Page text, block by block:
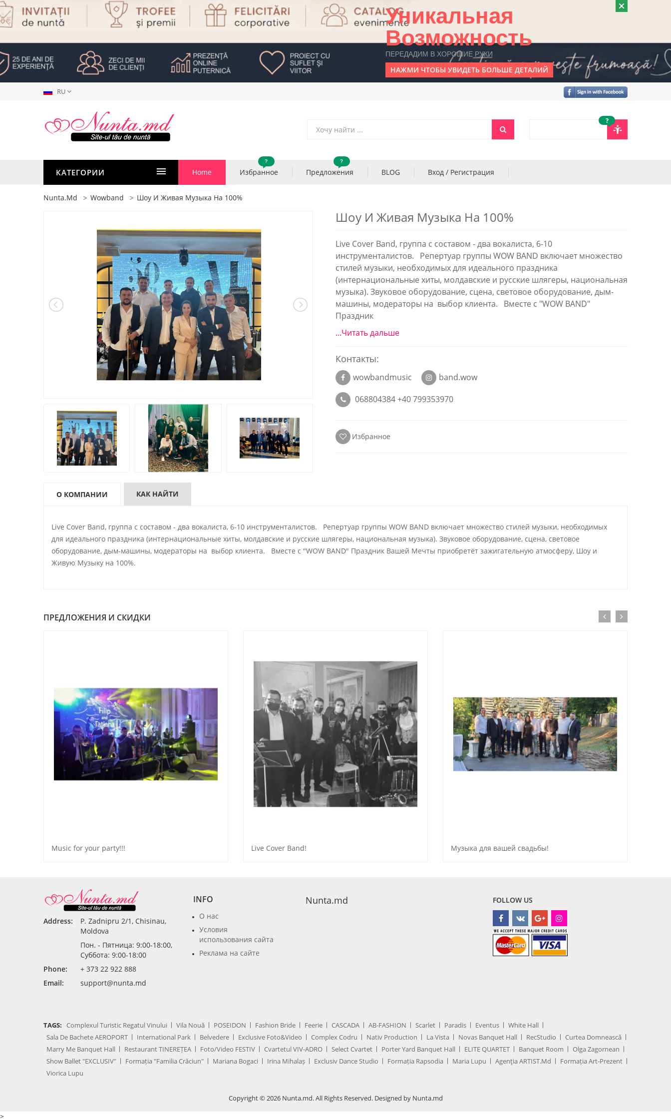
Уникальная
Возможность
ПЕРЕДАДИМ В ХОРОШИЕ РУКИ
НАЖМИ ЧТОБЫ УВИДЕТЬ БОЛЬШЕ ДЕТАЛИЙ
RU
?
КАТЕГОРИИ Home Избранное
?
Предложения
?
BLOG Вход / Регистрация
Nunta.md Wowband Шоу И Живая Музыка На 100%
Шоу И Живая Музыка На 100%
Live Cover Band, группа с составом - два вокалиста, 6-10
инструменталистов. Репертуар группы WOW BAND включает множество
стилей музыки, необходимых для идеального праздника
(интернациональные хиты, молдавские и русские шлягеры, национальная
музыка). Звуковое оборудование, сцена, световое оборудование, дым-
машины, модераторы на выбор клиента. Вместе с "WOW BAND"
Праздник
...Читать дальше
Контакты:
wowbandmusic
band.wow
068804384 +40 799353970
Избранное
О КОМПАНИИ КАК НАЙТИ
Live Cover Band, группа с составом - два вокалиста, 6-10 инструменталистов. Репертуар группы WOW BAND включает множество стилей музыки, необходимых
для идеального праздника (интернациональные хиты, молдавские и русские шлягеры, национальная музыка). Звуковое оборудование, сцена, световое
оборудование, дым-машины, модераторы на выбор клиента. Вместе с "WOW BAND" Праздник Вашей Мечты приобретёт зажигательную атмосферу, Шоу и
Живую Музыку на 100%.
ПРЕДЛОЖЕНИЯ И СКИДКИ
Music for your party!!! Live Cover Band! Музыка для вашей свадьбы!
Address:
P. Zadnipru 2/1, Chisinau,
Moldova
Пон. - Пятница: 9:00-18:00,
Суббота: 9:00-18:00
Phone:
+ 373 22 922 888
Email:
support@nunta.md
INFO
О нас
Условия
использования сайта
Реклама на сайте
Nunta.md FOLLOW US
TAGS: Complexul Turistic Regatul Vinului Vila Nouă POSEIDON Fashion Bride Feerie CASCADA AB-FASHION Scarlet Paradis Eventus
White Hall
Sala De Bachete AEROPORT
International Park Belvedere Exclusive Foto&Video Complex Codru Nativ Production La Vista Novas Banquet Hall RecStudio
Curtea Domnească
Marry Me Banquet Hall
Restaurant TINEREȚEA Foto/Video FESTIV Cvartetul VIV-ADRO Select Cvartet Porter Yard Banquet Hall ELITE QUARTET Banquet Room
Olga Zagornean
Show Ballet "EXCLUSIV"
Formația "Familia Crăciun" Mariana Bogaci Irina Mihalaș Exclusiv Dance Studio Formația Rapsodia Maria Lupu Agenţia ARTIST.md
Formația Art-Prezent
Viorica Lupu
Copyright © 2026 Nunta.md. All Rights Reserved. Designed by Nunta.md
>